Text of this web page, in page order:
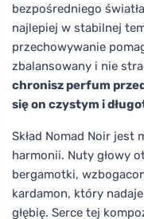
bezpośredniego
najlepiej w stabilnej
przechowywanie
zbalansowany i nie
chronisz perfum
się on czystym i
Skład Nomad Noir
harmonii. Nuty głowy
bergamotki,
kardamon, który
głębię. Serce tej